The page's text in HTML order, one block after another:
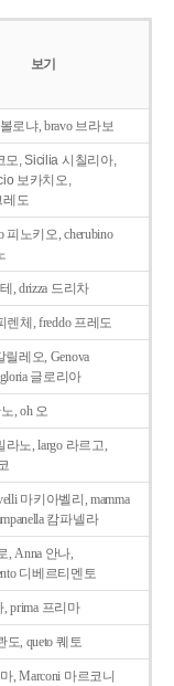
보기
로냐, bravo 브라보
모, Sicilia 시칠리아,
보카치오,
레도
피노키오, cherubino
, drizza 드리차
렌체, freddo 프레도
릴레오, Genova
글로리아
, oh 오
라노, largo 라르고,
마키아벨리, mamma
캄파넬라
, Anna 안나,
디베르티멘토
, prima 프리마
도, queto 퀘토
, Marconi 마르코니